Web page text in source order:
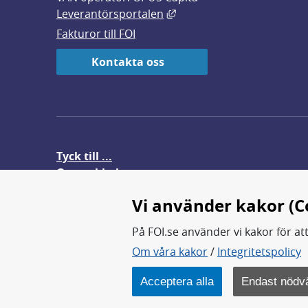
Leverantörsportalen
Länk till annan
Fakturor till FOI
Kontakta oss
Tyck till ...
Om webbplatsen
FOI forskar för en säkrare värld.
FOI:s kärnverksamhet är
Myndigheten ligger under
Vi använder kakor
På FOI.se använder vi kakor för
Om våra kakor/ Integritetspolicy
Acceptera alla Endast